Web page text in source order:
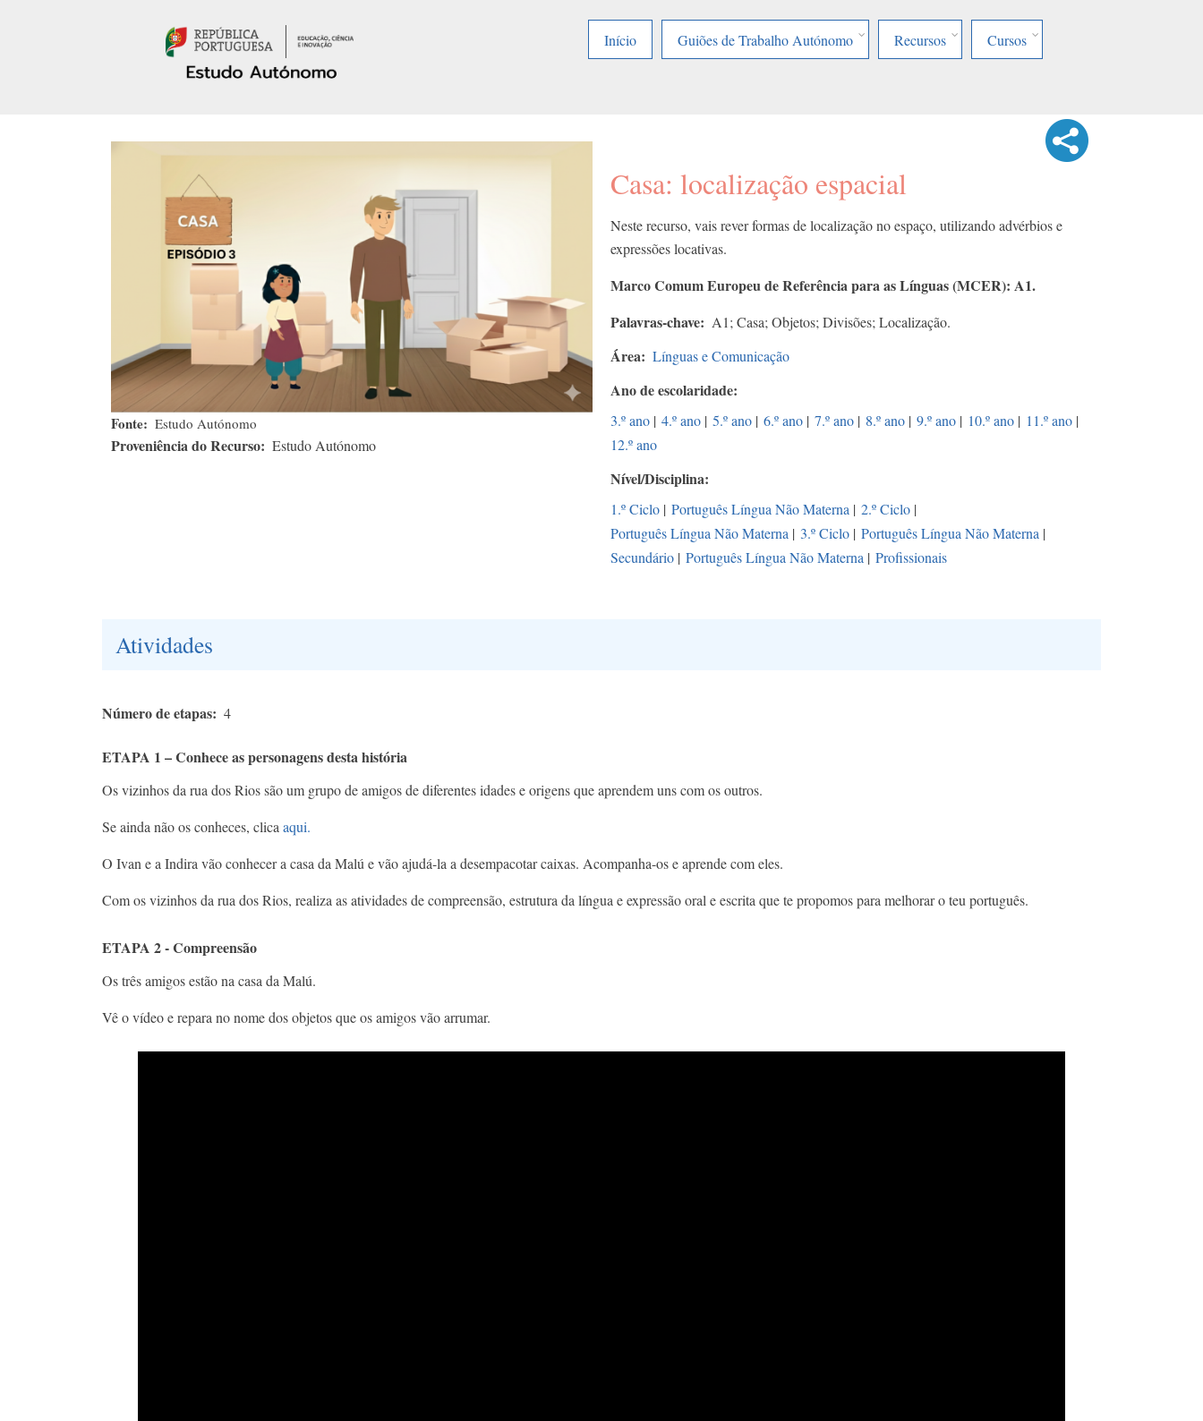
Início
Guiões de Trabalho Autónomo Recursos Cursos
Fonte Estudo Autónomo
Proveniência do Recurso Estudo Autónomo
Casa: localização espacial
Neste recurso, vais rever formas de localização no espaço, utilizando advérbios e
expressões locativas.
Marco Comum Europeu de Referência para as Línguas (MCER): A1.
Palavras-chave
A1; Casa; Objetos; Divisões; Localização.
Área Línguas e Comunicação
Ano de escolaridade
3.º ano | 4.º ano | 5.º ano | 6.º ano | 7.º ano | 8.º ano | 9.º ano | 10.º ano | 11.º ano |
12.º ano
Nível/Disciplina
1.º Ciclo | Português Língua Não Materna | 2.º Ciclo |
Português Língua Não Materna | 3.º Ciclo | Português Língua Não Materna |
Secundário | Português Língua Não Materna | Profissionais
Atividades
Número de etapas 4
ETAPA 1 – Conhece as personagens desta história
Os vizinhos da rua dos Rios são um grupo de amigos de diferentes idades e origens que aprendem uns com os outros.
Se ainda não os conheces, clicaaqui.
O Ivan e a Indira vão conhecer a casa da Malú e vão ajudá-la a desempacotar caixas. Acompanha-os e aprende com eles.
Com os vizinhos da rua dos Rios, realiza as atividades de compreensão, estrutura da língua e expressão oral e escrita que te propomos para melhorar o teu português.
ETAPA 2 - Compreensão
Os três amigos estão na casa da Malú.
Vê o vídeo e repara no nome dos objetos que os amigos vão arrumar.